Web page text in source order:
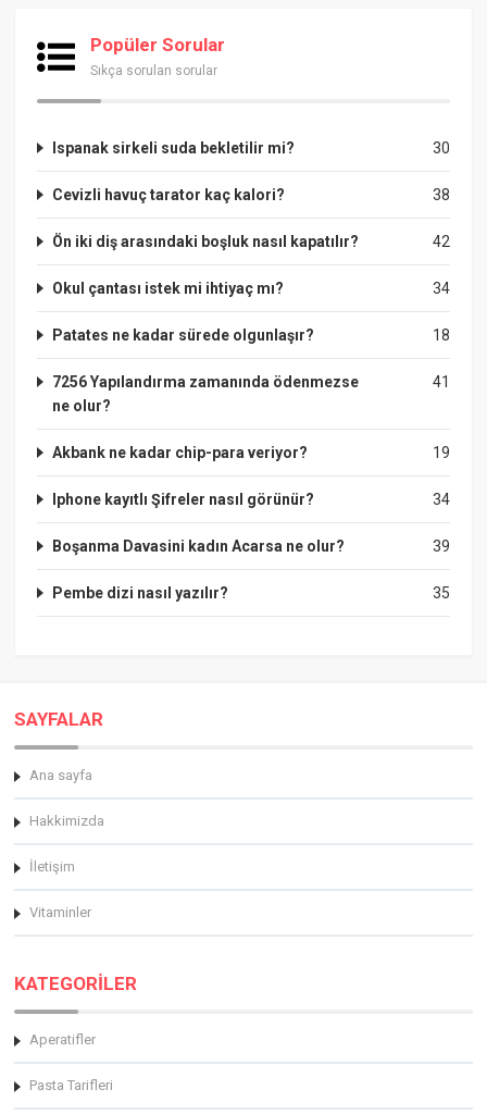
Popüler Sorular
Sıkça sorulan sorular
30
Ispanak sirkeli suda bekletilir mi?
38
Cevizli havuç tarator kaç kalori?
42
Ön iki diş arasındaki boşluk nasıl kapatılır?
34
Okul çantası istek mi ihtiyaç mı?
18
Patates ne kadar sürede olgunlaşır?
41
7256 Yapılandırma zamanında ödenmezse
ne olur?
19
Akbank ne kadar chip-para veriyor?
34
Iphone kayıtlı Şifreler nasıl görünür?
39
Boşanma Davasini kadın Acarsa ne olur?
35
Pembe dizi nasıl yazılır?
SAYFALAR
Ana sayfa
Hakkimizda
İletişim
Vitaminler
KATEGORİLER
Aperatifler
Pasta Tarifleri